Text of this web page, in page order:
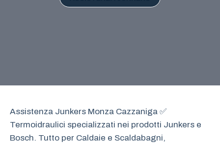
Assistenza Junkers Monza Cazzaniga ✅
Termoidraulici specializzati nei prodotti Junkers e
Bosch. Tutto per Caldaie e Scaldabagni,